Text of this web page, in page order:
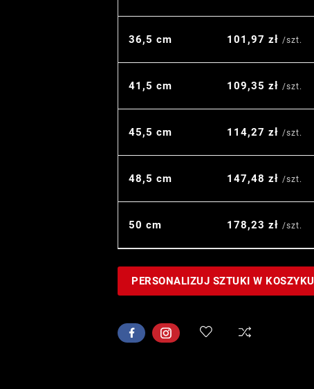
36,5 cm 101,97 zł /szt.
41,5 cm 109,35 zł /szt.
45,5 cm 114,27 zł /szt.
48,5 cm 147,48 zł /szt.
50 cm 178,23 zł /szt.
PERSONALIZUJ SZTUKI W KOSZYKU